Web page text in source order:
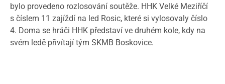
bylo provedeno rozlosování soutěže. HHK Velké Meziříčí
s číslem 11 zajíždí na led Rosic, které si vylosovaly číslo
4. Doma se hráči HHK představí ve druhém kole, kdy na
svém ledě přivítají tým SKMB Boskovice.